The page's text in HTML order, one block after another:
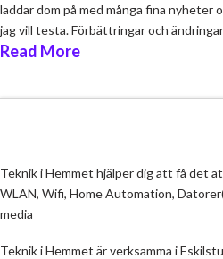
laddar dom på med många fina nyheter
jag vill testa. Förbättringar och
Read More
Teknik i Hemmet hjälper dig att få det
WLAN, Wifi, Home Automation,
media
Teknik i Hemmet är verksamma i